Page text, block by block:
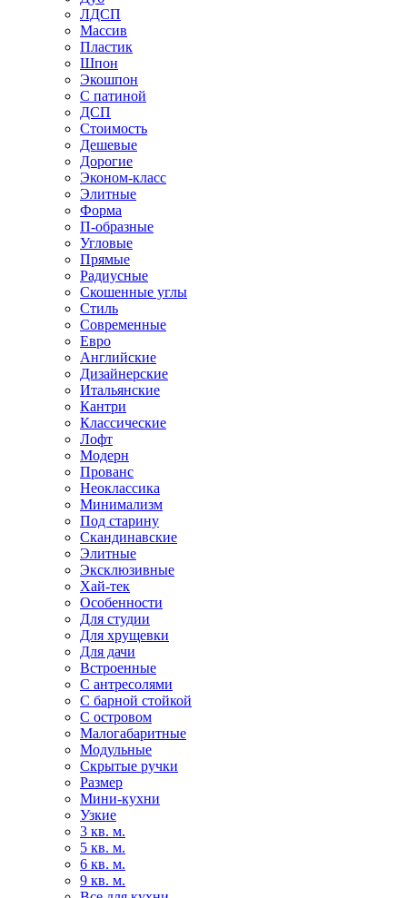
ЛДСП
Массив
Пластик
Шпон
Экошпон
С патиной
ДСП
Стоимость
Дешевые
Дорогие
Эконом-класс
Элитные
Форма
П-образные
Угловые
Прямые
Радиусные
Скошенные углы
Стиль
Современные
Евро
Английские
Дизайнерские
Итальянские
Кантри
Классические
Лофт
Модерн
Прованс
Неоклассика
Минимализм
Под старину
Скандинавские
Элитные
Эксклюзивные
Хай-тек
Особенности
Для студии
Для хрущевки
Для дачи
Встроенные
С антресолями
С барной стойкой
С островом
Малогабаритные
Модульные
Скрытые ручки
Размер
Мини-кухни
Узкие
3 кв. м.
5 кв. м.
6 кв. м.
9 кв. м.